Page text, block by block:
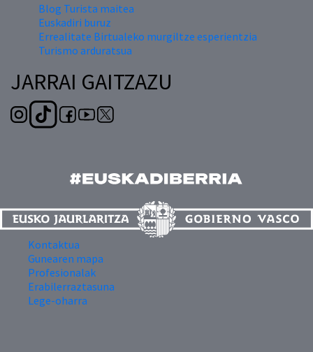
Blog Turista maitea
Euskadiri buruz
Errealitate Birtualeko murgiltze esperientzia
Turismo arduratsua
JARRAI GAITZAZU
Kontaktua
Gunearen mapa
Profesionalak
Erabilerraztasuna
Lege-oharra